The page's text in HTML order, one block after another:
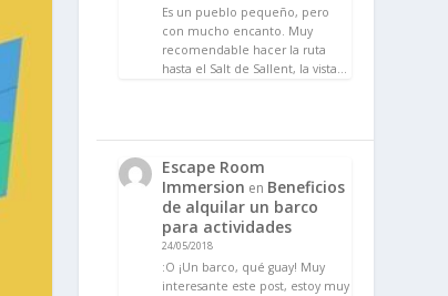
Es un pueblo pequeño, pero
con mucho encanto. Muy
recomendable hacer la ruta
hasta el Salt de Sallent, la vista…
Escape Room
Immersion en Beneficios
de alquilar un barco
para actividades
24/05/2018
:O ¡Un barco, qué guay! Muy
interesante este post, estoy muy